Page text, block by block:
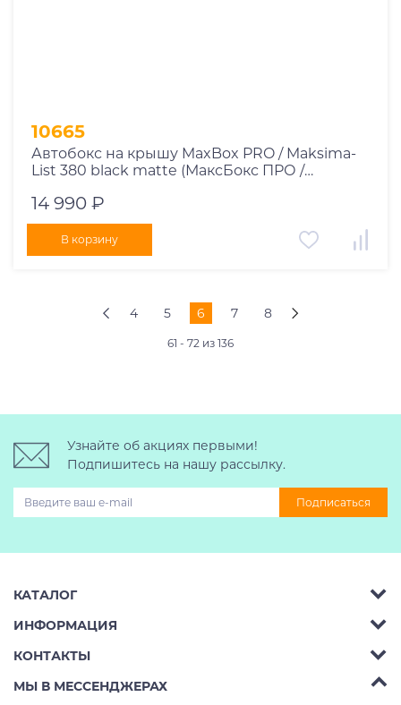
10665
Автобокс на крышу MaxBox PRO / Maksima-
List 380 black matte (МаксБокс ПРО /
14 990 ₽
В корзину
4 5 6 7 8
61 - 72 из 136
Узнайте об акциях первыми!
Подпишитесь на нашу рассылку.
Подписаться
КАТАЛОГ
Багажник на крышу авто
Автобоксы
Крепления велосипедов на авто
ИНФОРМАЦИЯ
Аренда
Ремонт
КОНТАКТЫ
Телефон: 8 (495) 2367486
МЫ В МЕССЕНДЖЕРАХ